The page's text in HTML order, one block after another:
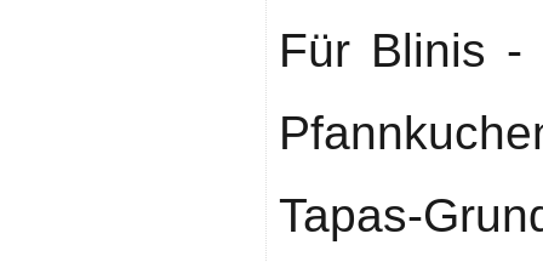
Für Blinis -
Tapas-